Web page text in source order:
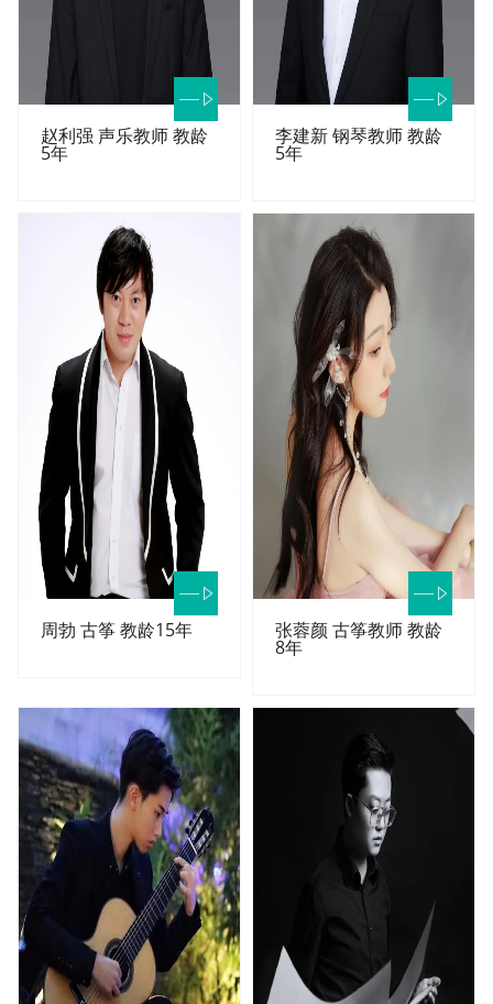
赵利强 声乐教师 教龄
5年
李建新 钢琴教师 教龄
5年
周勃 古筝 教龄15年 张蓉颜 古筝教师 教龄
8年